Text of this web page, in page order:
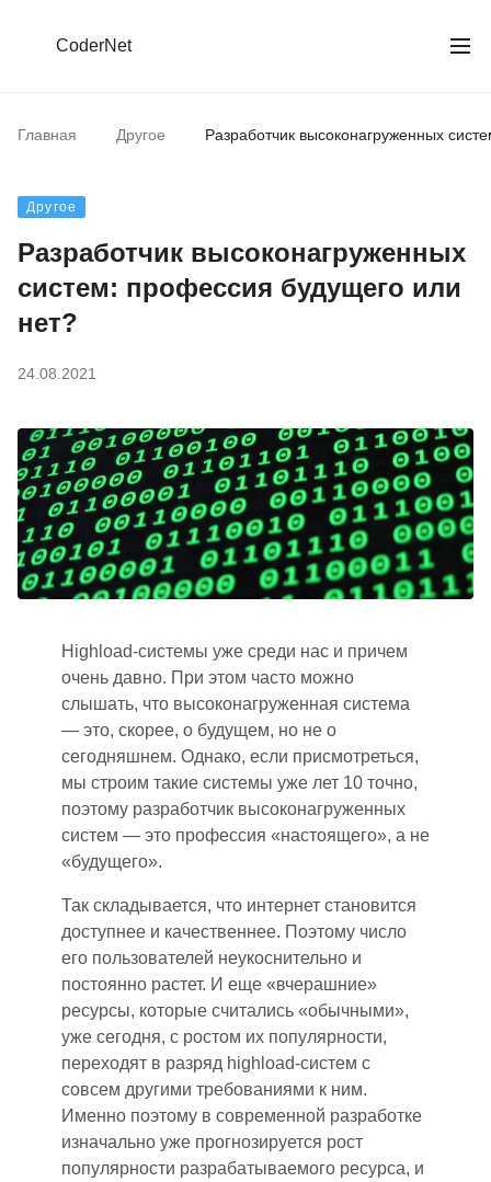
CoderNet
Главная Другое Разработчик высоконагруженных
Другое
Разработчик высоконагруженных
систем: профессия будущего или
нет?
24.08.2021
Highload-системы уже среди нас и причем
очень давно. При этом часто можно
слышать, что высоконагруженная система
— это, скорее, о будущем, но не о
сегодняшнем. Однако, если присмотреться,
мы строим такие системы уже лет 10 точно,
поэтому разработчик высоконагруженных
систем — это профессия «настоящего», а не
«будущего».
Так складывается, что интернет становится
доступнее и качественнее. Поэтому число
его пользователей неукоснительно и
постоянно растет. И еще «вчерашние»
ресурсы, которые считались «обычными»,
уже сегодня, с ростом их популярности,
переходят в разряд highload-систем с
совсем другими требованиями к ним.
Именно поэтому в современной разработке
изначально уже прогнозируется рост
популярности разрабатываемого ресурса, и